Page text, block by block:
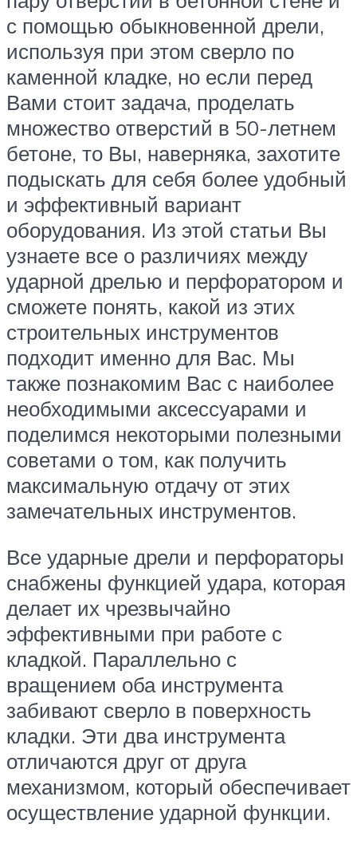
с помощью обыкновенной дрели,
используя при этом сверло по
каменной кладке, но если перед
Вами стоит задача, проделать
множество отверстий в 50-летнем
бетоне, то Вы, наверняка, захотите
подыскать для себя более удобный
и эффективный вариант
оборудования. Из этой статьи Вы
узнаете все о различиях между
ударной дрелью и перфоратором и
сможете понять, какой из этих
строительных инструментов
подходит именно для Вас. Мы
также познакомим Вас с наиболее
необходимыми аксессуарами и
поделимся некоторыми полезными
советами о том, как получить
максимальную отдачу от этих
замечательных инструментов.
Все ударные дрели и перфораторы
снабжены функцией удара, которая
делает их чрезвычайно
эффективными при работе с
кладкой. Параллельно с
вращением оба инструмента
забивают сверло в поверхность
кладки. Эти два инструмента
отличаются друг от друга
механизмом, который обеспечивает
осуществление ударной функции.